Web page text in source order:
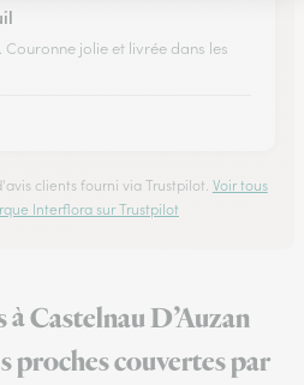
jolie et livrée dans les
clients fourni via Trustpilot. Voir tous
Interflora sur Trustpilot
Castelnau D’Auzan
proches couvertes par